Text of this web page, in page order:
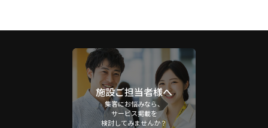
施設ご担当者様へ
集客にお悩みなら、
サービス掲載を
検討してみませんか？